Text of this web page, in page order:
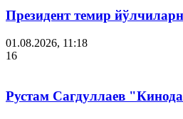
Президент темир
01.08.2026, 11:18
16
Рустам Сагдуллаев